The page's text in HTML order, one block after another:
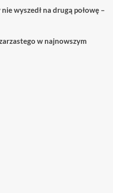
wyszedł na drugą połowę –
w najnowszym